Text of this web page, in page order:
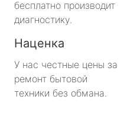
бесплатно производит
диагностику.
Наценка
У нас честные цены за
ремонт бытовой
техники без обмана.